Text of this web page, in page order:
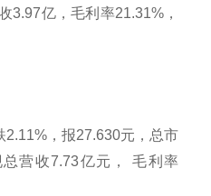
3.97亿，毛利率21.31%，
，报27.630元，总市
营收7.73亿元， 毛利率